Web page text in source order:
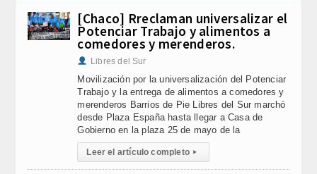
[Chaco] Rreclaman universalizar el
Potenciar Trabajo y alimentos a
comedores y merenderos.
Libres del Sur
Movilización por la universalización del Potenciar
Trabajo y la entrega de alimentos a comedores y
merenderos Barrios de Pie Libres del Sur marchó
desde Plaza España hasta llegar a Casa de
Gobierno en la plaza 25 de mayo de la
Leer el artículo completo ▸